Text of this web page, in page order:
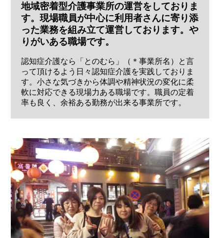
地域密着型介護事業所の運営をしておりま
す。現場職員が中心に利用者さんに寄り添
った業務を組み立て運営しております。や
りがいある職場です。
認知症介護なら「とのむら」（＊事業所名）と言
って頂けるよう日々認知症介護を実践しておりま
す。小さな気づきから体調や精神状況の変化に柔
軟に対応できる現場力ある職場です。職員の定着
率も良く、余裕ある勤務が出来る事業所です。